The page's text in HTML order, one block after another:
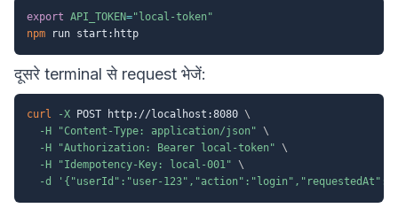
export API_TOKEN="local-token"
npm
दूसरे terminal से request भेजें:
curl -X POST http://localhost:8080 \
-H
"Content-Type: application/json" \
-H
"Authorization: Bearer local-token" \
-H
"Idempotency-Key: local-001" \
-d
'{"userId":"user-